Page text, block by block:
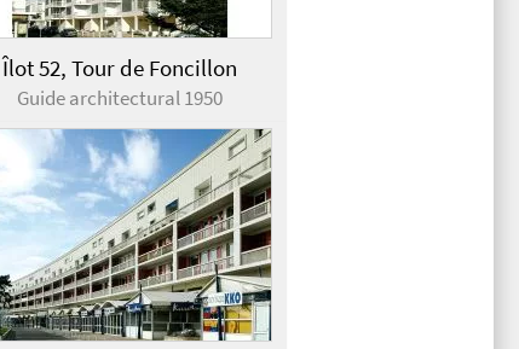
Îlot 52, Tour de Foncillon
Guide architectural 1950